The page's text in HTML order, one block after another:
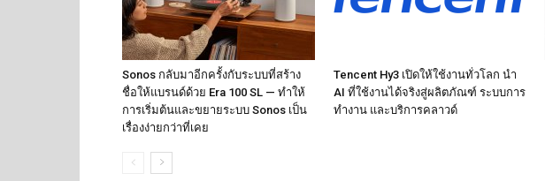
Sonos กลับมาอีกครั้งกับระบบที่สร้าง
ชื่อให้แบรนด์ด้วย Era 100 SL — ทำให้
การเริ่มต้นและขยายระบบ Sonos เป็น
เรื่องง่ายกว่าที่เคย
Tencent Hy3 เปิดให้ใช้งานทั่วโลก นำ
AI ที่ใช้งานได้จริงสู่ผลิตภัณฑ์ ระบบการ
ทำงาน และบริการคลาวด์